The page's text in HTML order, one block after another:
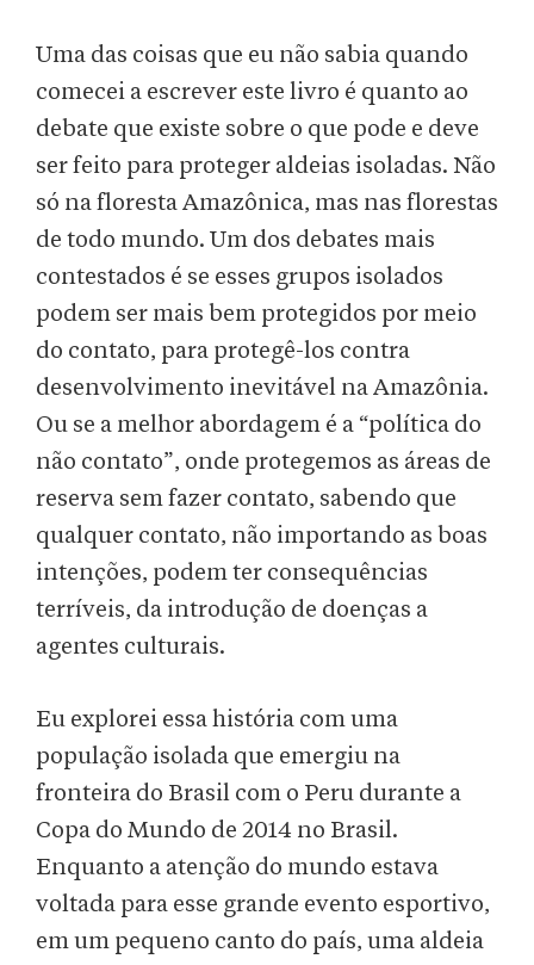
Uma das coisas que eu não sabia quando
comecei a escrever este livro é quanto ao
debate que existe sobre o que pode e deve
ser feito para proteger aldeias isoladas. Não
só na floresta Amazônica, mas nas florestas
de todo mundo. Um dos debates mais
contestados é se esses grupos isolados
podem ser mais bem protegidos por meio
do contato, para protegê-los contra
desenvolvimento inevitável na Amazônia.
Ou se a melhor abordagem é a “política do
não contato”, onde protegemos as áreas de
reserva sem fazer contato, sabendo que
qualquer contato, não importando as boas
intenções, podem ter consequências
terríveis, da introdução de doenças a
agentes culturais.
Eu explorei essa história com uma
população isolada que emergiu na
fronteira do Brasil com o Peru durante a
Copa do Mundo de 2014 no Brasil.
Enquanto a atenção do mundo estava
voltada para esse grande evento esportivo,
em um pequeno canto do país, uma aldeia